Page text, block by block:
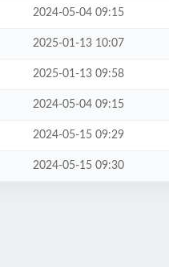
2024-05-04 09:15
2025-01-13 10:07
2025-01-13 09:58
2024-05-04 09:15
2024-05-15 09:29
2024-05-15 09:30